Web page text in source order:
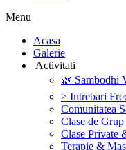
Menu
‎Acasa
Galerie
‎ ‎Activitati‎
🌿
> Intrebari
Comunitatea
Clase de Grup
Clase Private
Terapie &